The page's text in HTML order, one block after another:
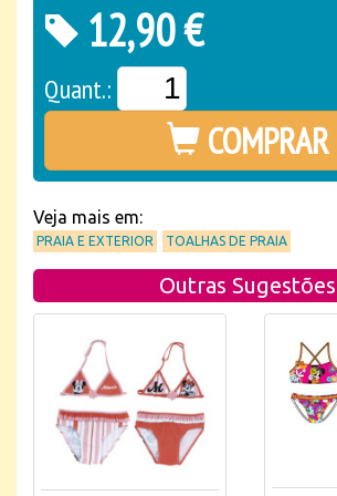
12,90 €
Quant.:
COMPRAR
Veja mais em:
PRAIA E EXTERIOR TOALHAS DE PRAIA
Outras Sugestões